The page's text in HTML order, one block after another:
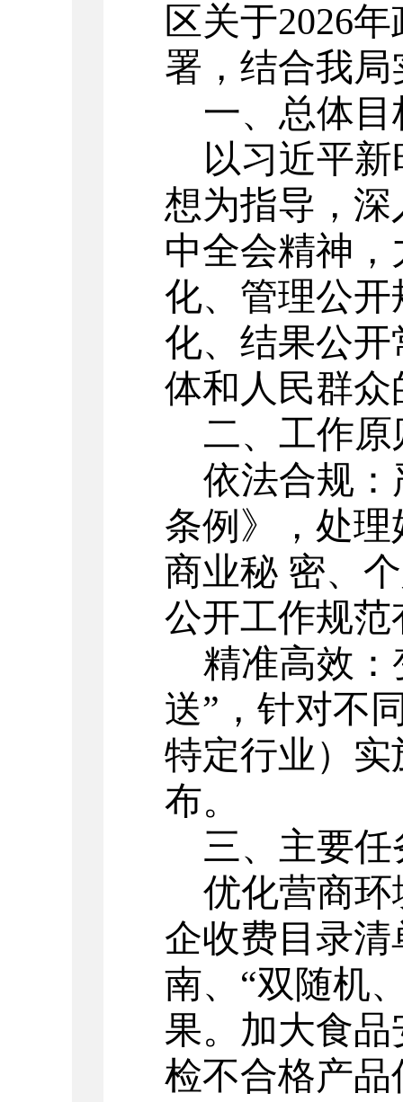
区关于2026年
署，结合我
一、总体目
以习近平
想为指导，
中全会精神
化、管理公
化、结果公
体和人民群
二、工作原
依法合规
条例》，处
商业秘 密、
公开工作规范
精准高效：
送” ，针对不
特定行业）
布。
三、 主要任
优化营商
企收费目录
南、 “双随机
果。加大食品
检不合格产